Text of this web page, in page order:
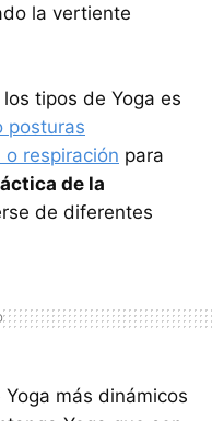
la vertiente
tipos de Yoga es
posturas
o respiración para
de la
de diferentes
más dinámicos